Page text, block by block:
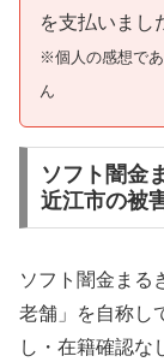
を支払いまし
※個人の感想で
ん
ソフト闇金
近江市の被
ソフト闇金まる
老舗」を自称し
し・在籍確認な